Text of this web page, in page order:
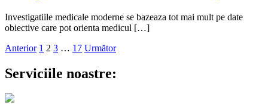
Investigatiile medicale moderne se bazeaza tot mai mult pe date
obiective care pot orienta medicul […]
Paginație
articole
Anterior 1 2 3 … 17 Următor
Serviciile noastre: